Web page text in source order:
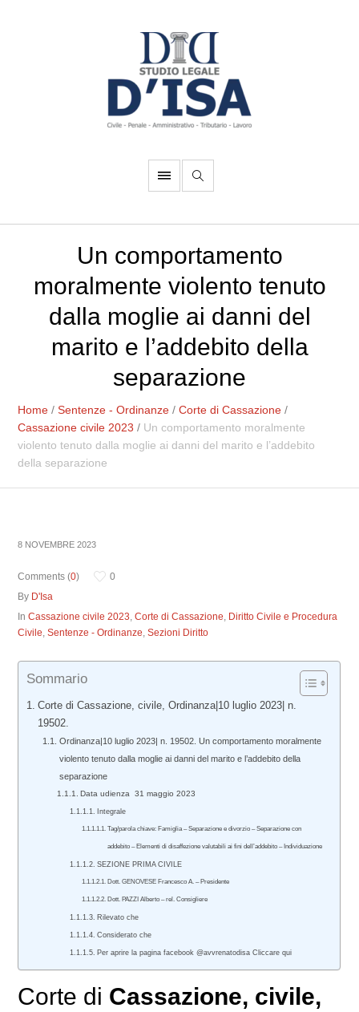
Un comportamento
moralmente violento tenuto
dalla moglie ai danni del
marito e l’addebito della
separazione
Home /Sentenze - Ordinanze /Corte di Cassazione /
Cassazione civile 2023 / Un comportamento moralmente
violento tenuto dalla moglie ai danni del marito e l’addebito
della separazione
8 NOVEMBRE 2023
Comments (0)
0
By D'Isa
InCassazione civile 2023,Corte di Cassazione, Diritto Civile e Procedura
Civile,Sentenze - Ordinanze,Sezioni Diritto
Sommario
Corte di Cassazione, civile, Ordinanza|10 luglio 2023| n.
19502.
Ordinanza|10 luglio 2023| n. 19502. Un comportamento moralmente
violento tenuto dalla moglie ai danni del marito e l’addebito della
separazione
Data udienza 31 maggio 2023
Integrale
Tag/parola chiave: Famiglia – Separazione e divorzio – Separazione con
addebito – Elementi di disaffezione valutabili ai fini dell’addebito – Individuazione
SEZIONE PRIMA CIVILE
Dott. GENOVESE Francesco A. – Presidente
Dott. PAZZI Alberto – rel. Consigliere
Rilevato che
Considerato che
Per aprire la pagina facebook @avvrenatodisa Cliccare qui
Corte di Cassazione, civile,